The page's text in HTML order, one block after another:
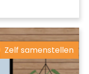
Zelf samenstellen